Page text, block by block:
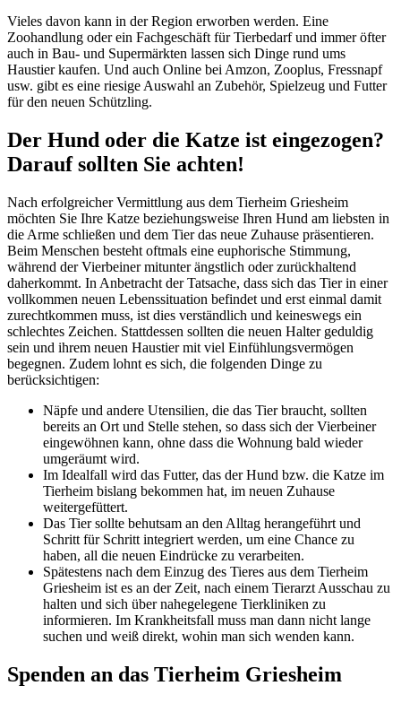
Vieles davon kann in der Region erworben werden. Eine
Zoohandlung oder ein Fachgeschäft für Tierbedarf und immer öfter
auch in Bau- und Supermärkten lassen sich Dinge rund ums
Haustier kaufen. Und auch Online bei Amzon, Zooplus, Fressnapf
usw. gibt es eine riesige Auswahl an Zubehör, Spielzeug und Futter
für den neuen Schützling.
Der Hund oder die Katze ist eingezogen?
Darauf sollten Sie achten!
Nach erfolgreicher Vermittlung aus dem Tierheim Griesheim
möchten Sie Ihre Katze beziehungsweise Ihren Hund am liebsten in
die Arme schließen und dem Tier das neue Zuhause präsentieren.
Beim Menschen besteht oftmals eine euphorische Stimmung,
während der Vierbeiner mitunter ängstlich oder zurückhaltend
daherkommt. In Anbetracht der Tatsache, dass sich das Tier in einer
vollkommen neuen Lebenssituation befindet und erst einmal damit
zurechtkommen muss, ist dies verständlich und keineswegs ein
schlechtes Zeichen. Stattdessen sollten die neuen Halter geduldig
sein und ihrem neuen Haustier mit viel Einfühlungsvermögen
begegnen. Zudem lohnt es sich, die folgenden Dinge zu
berücksichtigen:
Näpfe und andere Utensilien, die das Tier braucht, sollten
bereits an Ort und Stelle stehen, so dass sich der Vierbeiner
eingewöhnen kann, ohne dass die Wohnung bald wieder
umgeräumt wird.
Im Idealfall wird das Futter, das der Hund bzw. die Katze im
Tierheim bislang bekommen hat, im neuen Zuhause
weitergefüttert.
Das Tier sollte behutsam an den Alltag herangeführt und
Schritt für Schritt integriert werden, um eine Chance zu
haben, all die neuen Eindrücke zu verarbeiten.
Spätestens nach dem Einzug des Tieres aus dem Tierheim
Griesheim ist es an der Zeit, nach einem Tierarzt Ausschau zu
halten und sich über nahegelegene Tierkliniken zu
informieren. Im Krankheitsfall muss man dann nicht lange
suchen und weiß direkt, wohin man sich wenden kann.
Spenden an das Tierheim Griesheim